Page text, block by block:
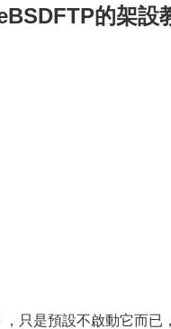
的架設
是預設不啟動它而已